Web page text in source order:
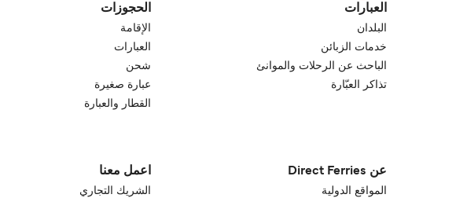
العبارات
البلدان
خدمات الزبائن
الباحث عن الرحلات والموانئ
تذاكر العبّارة
الحجوزات
الإقامة
العبارات
شحن
عبارة صغيرة
القطار والعبارة
عن Direct Ferries
المواقع الدولية
اعمل معنا
الشريك التجاري